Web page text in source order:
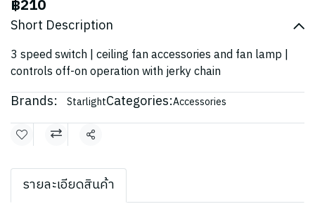
฿210
Short Description
3 speed switch | ceiling fan accessories and fan lamp |
controls off-on operation with jerky chain
Brands: StarlightCategories:Accessories
Share
รายละเอียดสินค้า